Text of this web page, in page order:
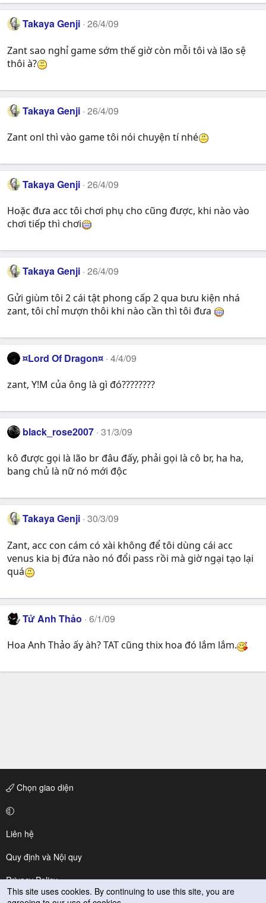
Takaya Genji 26/4/09
Zant sao nghỉ game sớm thế giờ còn mỗi tôi và lão sệ
thôi à?
Takaya Genji 26/4/09
Zant onl thì vào game tôi nói chuyện tí nhé
Takaya Genji 26/4/09
Hoặc đưa acc tôi chơi phụ cho cũng được, khi nào vào
chơi tiếp thì chơi
Takaya Genji 26/4/09
Gửi giùm tôi 2 cái tật phong cấp 2 qua bưu kiện nhá
zant, tôi chỉ mượn thôi khi nào cần thì tôi đưa
¤Lord Of Dragon¤ 4/4/09
zant, Y!M của ông là gì đó????????
black_rose2007 31/3/09
kô được gọi là lão br đâu đấy, phải gọi là cô br, ha ha,
bang chủ là nữ nó mới độc
Takaya Genji 30/3/09
Zant, acc con cám có xài không để tôi dùng cái acc
venus kia bị đứa nào nó đổi pass rồi mà giờ ngại tạo lại
quá
Tử Anh Thảo 6/1/09
Hoa Anh Thảo ấy àh? TAT cũng thix hoa đó lắm lắm.
Chọn giao diện
Liên hệ
Quy định và Nội quy
Privacy Policy
This site uses cookies. By continuing to use this site, you are